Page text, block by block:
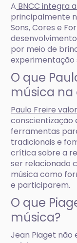
A BNCC integra
principalmente
Sons, Cores e
por meio de
experimentação
O que
música
Paulo Freire
ferramentas
tradicionais e
crítica sobre a
ser relacionado
música como
e participarem.
O que
música?
Jean Piaget